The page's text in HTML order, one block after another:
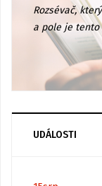
Rozsévač,
a pole je tento
UDÁLOSTI